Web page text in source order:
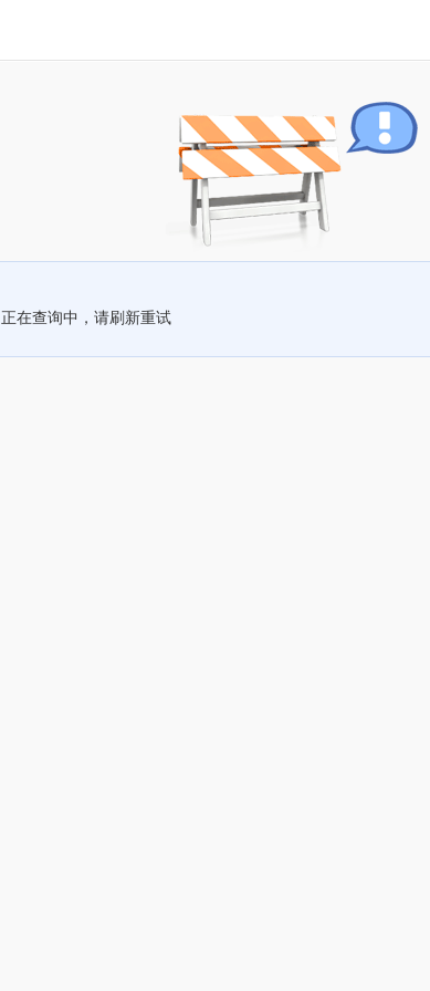
正在查询中，请刷新重试